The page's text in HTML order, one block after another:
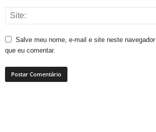
Salve meu nome, e-mail e site neste
que eu comentar.